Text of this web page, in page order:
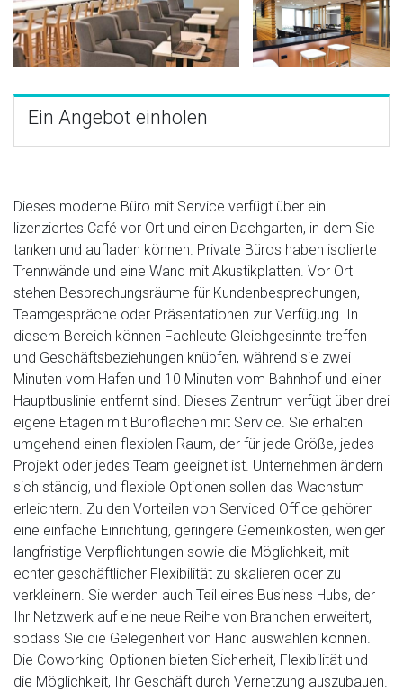
Ein Angebot einholen
Dieses moderne Büro mit Service verfügt über ein
lizenziertes Café vor Ort und einen Dachgarten, in dem Sie
tanken und aufladen können. Private Büros haben isolierte
Trennwände und eine Wand mit Akustikplatten. Vor Ort
stehen Besprechungsräume für Kundenbesprechungen,
Teamgespräche oder Präsentationen zur Verfügung. In
diesem Bereich können Fachleute Gleichgesinnte treffen
und Geschäftsbeziehungen knüpfen, während sie zwei
Minuten vom Hafen und 10 Minuten vom Bahnhof und einer
Hauptbuslinie entfernt sind. Dieses Zentrum verfügt über drei
eigene Etagen mit Büroflächen mit Service. Sie erhalten
umgehend einen flexiblen Raum, der für jede Größe, jedes
Projekt oder jedes Team geeignet ist. Unternehmen ändern
sich ständig, und flexible Optionen sollen das Wachstum
erleichtern. Zu den Vorteilen von Serviced Office gehören
eine einfache Einrichtung, geringere Gemeinkosten, weniger
langfristige Verpflichtungen sowie die Möglichkeit, mit
echter geschäftlicher Flexibilität zu skalieren oder zu
verkleinern. Sie werden auch Teil eines Business Hubs, der
Ihr Netzwerk auf eine neue Reihe von Branchen erweitert,
sodass Sie die Gelegenheit von Hand auswählen können.
Die Coworking-Optionen bieten Sicherheit, Flexibilität und
die Möglichkeit, Ihr Geschäft durch Vernetzung auszubauen.